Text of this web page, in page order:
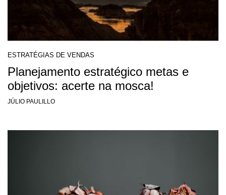
ESTRATÉGIAS DE VENDAS
Planejamento estratégico metas e
objetivos: acerte na mosca!
JÚLIO PAULILLO